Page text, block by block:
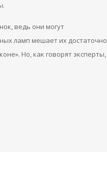
ведь они могут
ламп мешает их достаточно
Но, как говорят эксперты,